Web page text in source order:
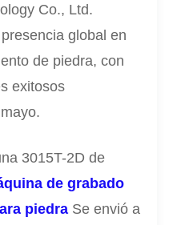
Co., Ltd.
global en
de piedra, con
exitosos
3015T-2D de
de grabado
piedra Se envió a